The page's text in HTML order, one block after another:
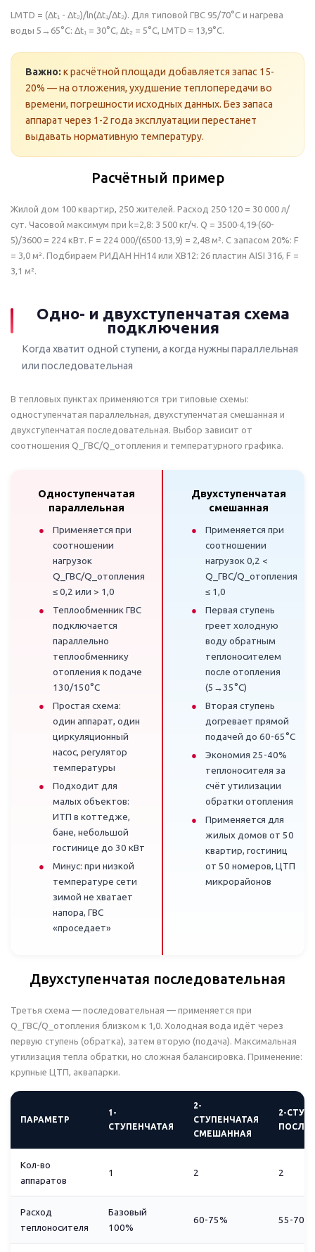
LMTD = (Δt₁ - Δt₂)/ln(Δt₁/Δt₂). Для типовой ГВС 95/70°C и нагрева
воды 5→65°C: Δt₁ = 30°C, Δt₂ = 5°C, LMTD ≈ 13,9°C.
Важно: к расчётной площади добавляется запас 15-
20% — на отложения, ухудшение теплопередачи во
времени, погрешности исходных данных. Без запаса
аппарат через 1-2 года эксплуатации перестанет
выдавать нормативную температуру.
Расчётный пример
Жилой дом 100 квартир, 250 жителей. Расход 250·120 = 30 000 л/
сут. Часовой максимум при k=2,8: 3 500 кг/ч. Q = 3500·4,19·(60-
5)/3600 = 224 кВт. F = 224 000/(6500·13,9) = 2,48 м². С запасом 20%: F
= 3,0 м². Подбираем РИДАН НН14 или XB12: 26 пластин AISI 316, F =
3,1 м².
Одно- и двухступенчатая схема
подключения
Когда хватит одной ступени, а когда нужны параллельная
или последовательная
В тепловых пунктах применяются три типовые схемы:
одноступенчатая параллельная, двухступенчатая смешанная и
двухступенчатая последовательная. Выбор зависит от
соотношения Q_ГВС/Q_отопления и температурного графика.
Одноступенчатая
параллельная
Применяется при
соотношении
нагрузок
Q_ГВС/Q_отопления
≤ 0,2 или > 1,0
Теплообменник ГВС
подключается
параллельно
теплообменнику
отопления к подаче
130/150°C
Простая схема:
один аппарат, один
циркуляционный
насос, регулятор
температуры
Подходит для
малых объектов:
ИТП в коттедже,
бане, небольшой
гостинице до 30 кВт
Минус: при низкой
температуре сети
зимой не хватает
напора, ГВС
«проседает»
Двухступенчатая
смешанная
Применяется при
соотношении
нагрузок 0,2 <
Q_ГВС/Q_отопления
≤ 1,0
Первая ступень
греет холодную
воду обратным
теплоносителем
после отопления
(5→35°C)
Вторая ступень
догревает прямой
подачей до 60-65°C
Экономия 25-40%
теплоносителя за
счёт утилизации
обратки отопления
Применяется для
жилых домов от 50
квартир, гостиниц
от 50 номеров, ЦТП
микрорайонов
Двухступенчатая последовательная
Третья схема — последовательная — применяется при
Q_ГВС/Q_отопления близком к 1,0. Холодная вода идёт через
первую ступень (обратка), затем вторую (подача). Максимальная
утилизация тепла обратки, но сложная балансировка. Применение:
крупные ЦТП, аквапарки.
ПАРАМЕТР
1-
СТУПЕНЧАТАЯ
2-
СТУПЕНЧАТАЯ
СМЕШАННАЯ
2-
Кол-во
аппаратов
1 2 2
Расход
теплоносителя
Базовый
100%
60-75% 55-70%